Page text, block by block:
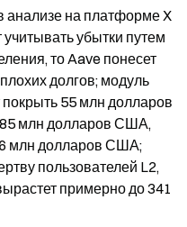
анализе на платформе X
учитывать убытки путем
то Aave понесет
долгов; модуль
55 млн долларов
млн долларов США,
млн долларов США;
пользователей L2,
примерно до 341